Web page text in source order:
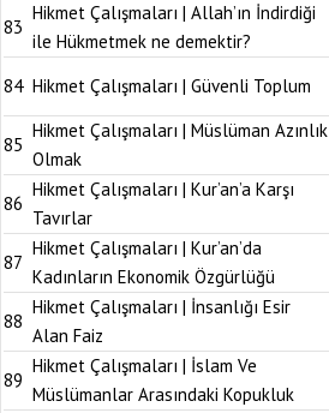
83
Hikmet Çalışmaları | Allah’ın İndirdiği
ile Hükmetmek ne demektir?
84 Hikmet Çalışmaları | Güvenli Toplum
85
Hikmet Çalışmaları | Müslüman Azınlık
Olmak
86
Hikmet Çalışmaları | Kur’an’a Karşı
Tavırlar
87
Hikmet Çalışmaları | Kur’an’da
Kadınların Ekonomik Özgürlüğü
88
Hikmet Çalışmaları | İnsanlığı Esir
Alan Faiz
89
Hikmet Çalışmaları | İslam Ve
Müslümanlar Arasındaki Kopukluk